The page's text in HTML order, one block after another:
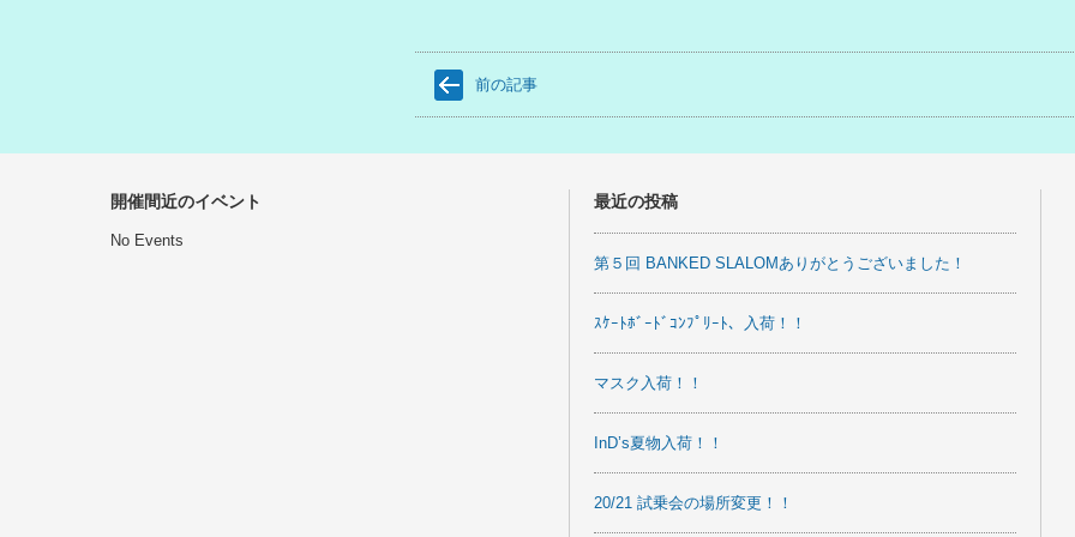
前の記事
開催間近のイベント
No Events
最近の投稿
第５回 BANKED SLALOMありがとうございました！
ｽｹｰﾄﾎﾞｰﾄﾞｺﾝﾌﾟﾘｰﾄ、入荷！！
マスク入荷！！
InD’s夏物入荷！！
20/21 試乗会の場所変更！！